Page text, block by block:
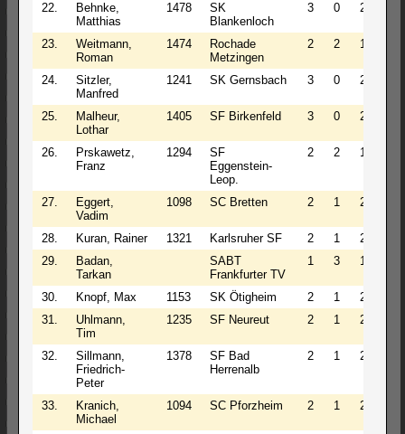
22.
Behnke,
Matthias
1478
SK
Blankenloch
3 0 2
23.
Weitmann,
Roman
1474
Rochade
Metzingen
2 2 1
24.
Sitzler,
Manfred
1241 SK Gernsbach 3 0 2
25.
Malheur,
Lothar
1405 SF Birkenfeld 3 0 2
26.
Prskawetz,
Franz
1294
SF
Eggenstein-
Leop.
2 2 1
27.
Eggert,
Vadim
1098 SC Bretten 2 1 2
28. Kuran, Rainer 1321 Karlsruher SF 2 1 2
29.
Badan,
Tarkan
SABT
Frankfurter TV
1 3 1
30. Knopf, Max 1153 SK Ötigheim 2 1 2
31.
Uhlmann,
Tim
1235 SF Neureut 2 1 2
32.
Sillmann,
Friedrich-
Peter
1378
SF Bad
Herrenalb
2 1 2
33.
Kranich,
Michael
1094 SC Pforzheim 2 1 2